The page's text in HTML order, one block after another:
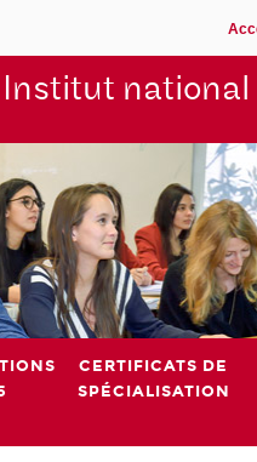
Institut national
CERTIFICATS DE
SPÉCIALISATION